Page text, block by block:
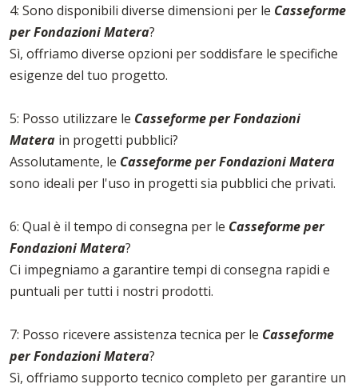
4: Sono disponibili diverse dimensioni per le Casseforme
per Fondazioni Matera?
Sì, offriamo diverse opzioni per soddisfare le specifiche
esigenze del tuo progetto.
5: Posso utilizzare le Casseforme per Fondazioni
Matera in progetti pubblici?
Assolutamente, le Casseforme per Fondazioni Matera
sono ideali per l'uso in progetti sia pubblici che privati.
6: Qual è il tempo di consegna per le Casseforme per
Fondazioni Matera?
Ci impegniamo a garantire tempi di consegna rapidi e
puntuali per tutti i nostri prodotti.
7: Posso ricevere assistenza tecnica per le Casseforme
per Fondazioni Matera?
Sì, offriamo supporto tecnico completo per garantire un